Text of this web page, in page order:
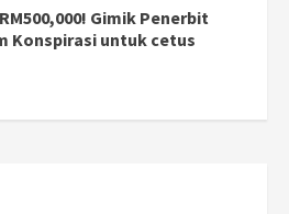
Gimik Penerbit
Konspirasi untuk cetus